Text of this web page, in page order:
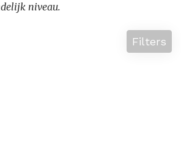
niveau.
Filters